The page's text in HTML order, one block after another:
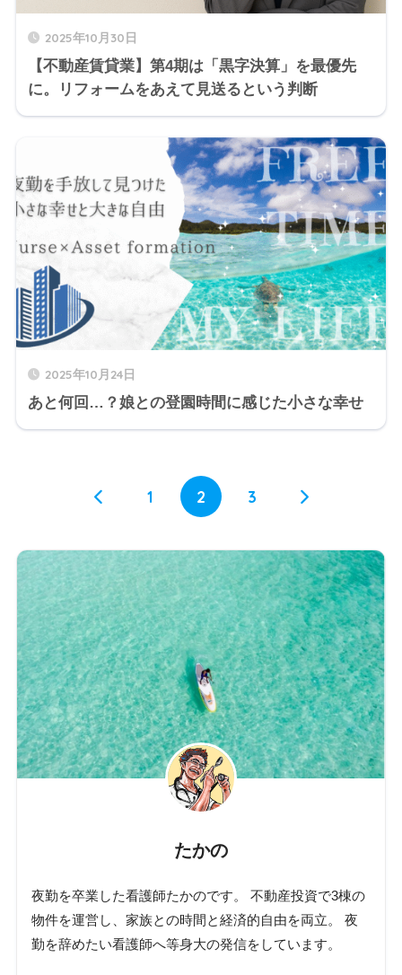
2025年10月30日
【不動産賃貸業】第4期は「黒字決算」を最優先
に。リフォームをあえて見送るという判断
2025年10月24日
あと何回…？娘との登園時間に感じた小さな幸せ
1 2 3
たかの
夜勤を卒業した看護師たかのです。 不動産投資で3棟の
物件を運営し、家族との時間と経済的自由を両立。 夜
勤を辞めたい看護師へ等身大の発信をしています。